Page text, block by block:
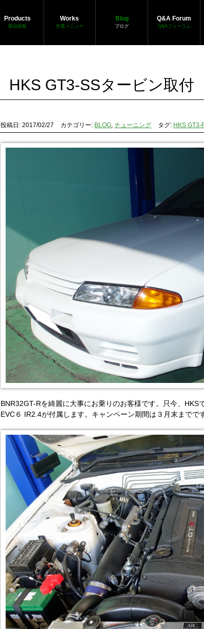
Products
製品情報
Works
作業メニュー
Blog
ブログ
Q&A Forum
Q&Aフォーラム
HKS GT3-SSタービン取付
投稿日: 2017/02/27 カテゴリー: BLOG,チューニング タグ: HKS GT3-
BNR32GT-Rを綺麗に大事にお乗りのお客様です。只今、
EVC６ IR2.4が付属します。キャンペーン期間は３月末までで